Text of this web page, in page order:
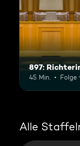
897:
45 Min. Folge
Alle